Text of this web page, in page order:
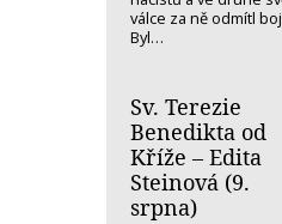
válce za ně odmítl
Byl…
Sv. Terezie
Benedikta od
Kříže – Edita
Steinová (9.
srpna)